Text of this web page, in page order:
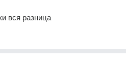
вся разница